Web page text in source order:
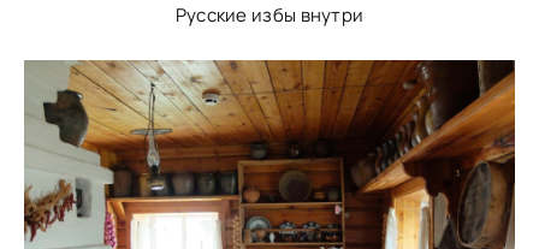
Русские избы внутри